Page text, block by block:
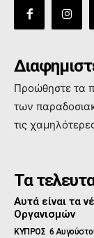
Προώθηστε τα
των
τις
Τα
Αυτά είναι τα
Οργανισμών
ΚΥΠΡΟΣ 6